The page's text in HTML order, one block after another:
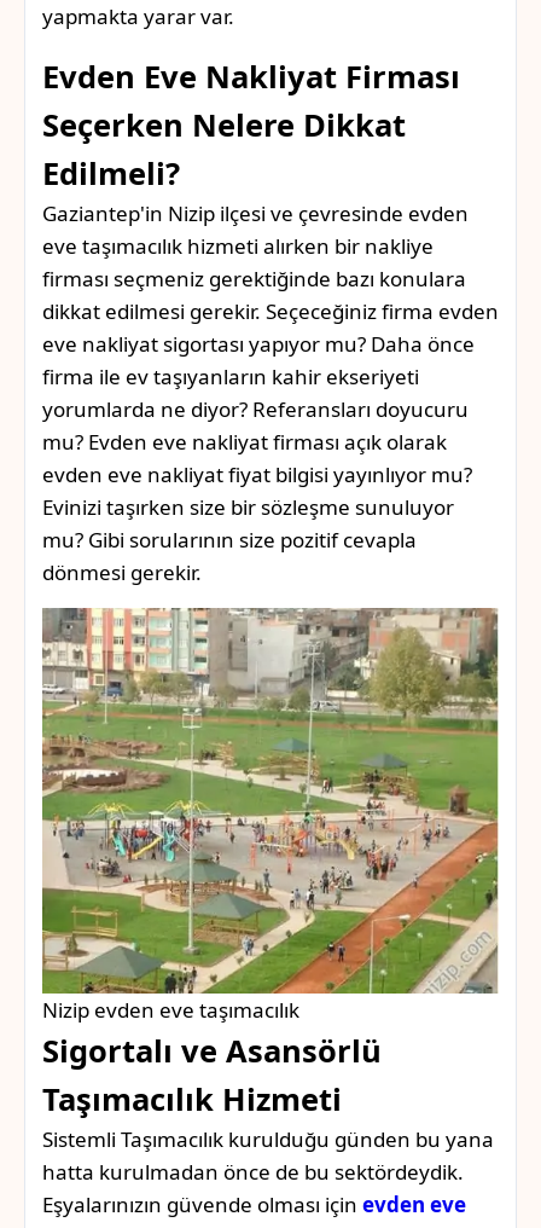
yapmakta yarar var.
Evden Eve Nakliyat Firması
Seçerken Nelere Dikkat
Edilmeli?
Gaziantep'in Nizip ilçesi ve çevresinde evden
eve taşımacılık hizmeti alırken bir nakliye
firması seçmeniz gerektiğinde bazı konulara
dikkat edilmesi gerekir. Seçeceğiniz firma evden
eve nakliyat sigortası yapıyor mu? Daha önce
firma ile ev taşıyanların kahir ekseriyeti
yorumlarda ne diyor? Referansları doyucuru
mu? Evden eve nakliyat firması açık olarak
evden eve nakliyat fiyat bilgisi yayınlıyor mu?
Evinizi taşırken size bir sözleşme sunuluyor
mu? Gibi sorularının size pozitif cevapla
dönmesi gerekir.
Nizip evden eve taşımacılık
Sigortalı ve Asansörlü
Taşımacılık Hizmeti
Sistemli Taşımacılık kurulduğu günden bu yana
hatta kurulmadan önce de bu sektördeydik.
Eşyalarınızın güvende olması için evden eve